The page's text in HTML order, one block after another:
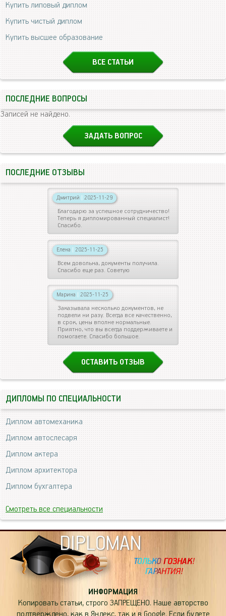
Купить липовый диплом
Купить чистый диплом
Купить высшее образование
ВСЕ СТАТЬИ
ПОСЛЕДНИЕ ВОПРОСЫ
Записей не найдено.
ЗАДАТЬ ВОПРОС
ПОСЛЕДНИЕ ОТЗЫВЫ
Дмитрий | 2025-11-29
Благодарю за успешное сотрудничество!
Теперь я дипломированный специалист!
Спасибо.
Елена | 2025-11-25
Всем довольна, документы получила.
Спасибо еще раз. Советую
Марина | 2025-11-25
Заказывала несколько документов, не
подвели ни разу. Всегда все качественно,
в срок, цены вполне нормальные.
Приятно, что вы всегда поддерживаете и
помогаете. Спасибо большое.
ОСТАВИТЬ ОТЗЫВ
ДИПЛОМЫ ПО СПЕЦИАЛЬНОСТИ
Диплом автомеханика
Диплом автослесаря
Диплом актера
Диплом архитектора
Диплом бухгалтера
Смотреть все специальности
DIPLOMAN
ИНФОРМАЦИЯ
Копировать статьи, строго ЗАПРЕЩЕНО. Наше авторство